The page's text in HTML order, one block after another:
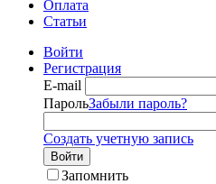
Оплата
Статьи
Войти
Регистрация
E-mail
ПарольЗабыли пароль?
Создать учетную запись
Войти
Запомнить